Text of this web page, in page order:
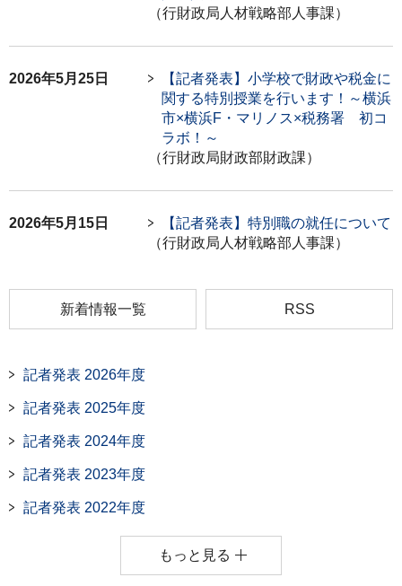
（行財政局人材戦略部人事課）
2026年5月25日
【記者発表】小学校で財政や税金に
関する特別授業を行います！～横浜
市×横浜F・マリノス×税務署 初コ
ラボ！～
（行財政局財政部財政課）
2026年5月15日
【記者発表】特別職の就任について
（行財政局人材戦略部人事課）
新着情報一覧 RSS
記者発表 2026年度
記者発表 2025年度
記者発表 2024年度
記者発表 2023年度
記者発表 2022年度
もっと見る